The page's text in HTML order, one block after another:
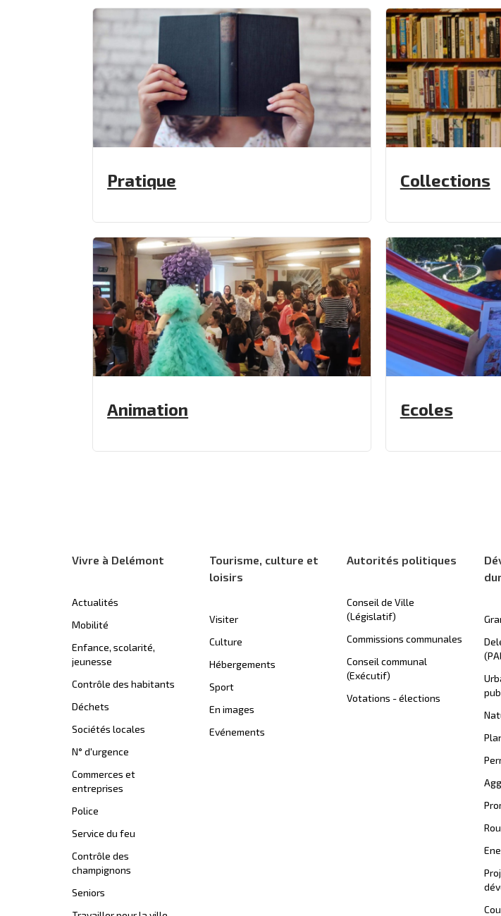
Pratique Collections
Animation Ecoles
Vivre à Delémont
Actualités
Mobilité
Enfance, scolarité,
jeunesse
Contrôle des habitants
Déchets
Sociétés locales
N° d'urgence
Commerces et
entreprises
Police
Service du feu
Contrôle des
champignons
Seniors
Tourisme, culture et
loisirs
Visiter
Culture
Hébergements
Sport
En images
Evénements
Autorités politiques
Conseil de Ville
(Législatif)
Commissions communales
Conseil communal
(Exécutif)
Votations - élections